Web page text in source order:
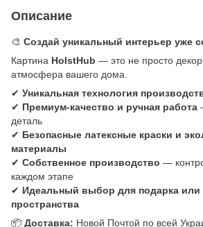
Описание
🎨 Создай уникальный интерьер уже
Картина HolstHub — это не просто
атмосфера вашего дома.
✔ Уникальная технология
✔ Премиум-качество и ручная работа
деталь
✔ Безопасные латексные краски и
материалы
✔ Собственное производство —
каждом этапе
✔ Идеальный выбор для подарка или
пространства
📦 Доставка: Новой Почтой по всей